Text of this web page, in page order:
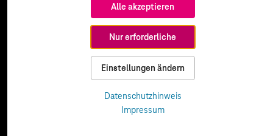
Alle akzeptieren
Nur erforderliche
Einstellungen ändern
Datenschutzhinweis
Impressum